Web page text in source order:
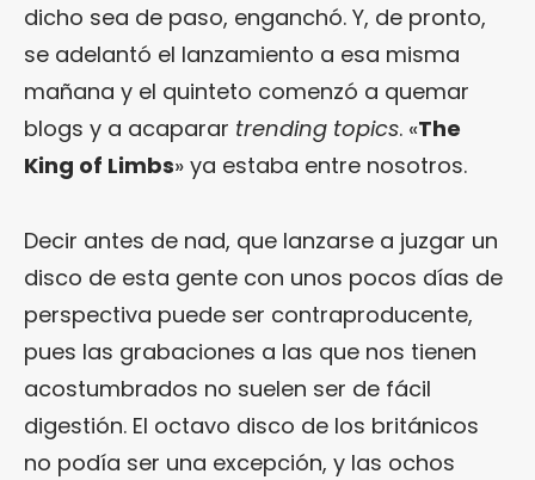
dicho sea de paso, enganchó. Y, de pronto,
se adelantó el lanzamiento a esa misma
mañana y el quinteto comenzó a quemar
blogs y a acaparar trending topics. «The
King of Limbs» ya estaba entre nosotros.
Decir antes de nad, que lanzarse a juzgar un
disco de esta gente con unos pocos días de
perspectiva puede ser contraproducente,
pues las grabaciones a las que nos tienen
acostumbrados no suelen ser de fácil
digestión. El octavo disco de los británicos
no podía ser una excepción, y las ochos